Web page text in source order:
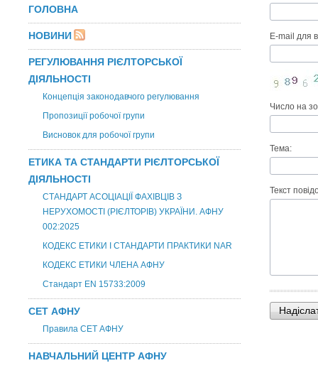
ГОЛОВНА
НОВИНИ
РЕГУЛЮВАННЯ РІЄЛТОРСЬКОЇ
ДІЯЛЬНОСТІ
Концепція законодавчого регулювання
Пропозиції робочої групи
Висновок для робочої групи
ЕТИКА ТА СТАНДАРТИ РІЄЛТОРСЬКОЇ
ДІЯЛЬНОСТІ
СТАНДАРТ АСОЦІАЦІЇ ФАХІВЦІВ З
НЕРУХОМОСТІ (РІЄЛТОРІВ) УКРАЇНИ. АФНУ
002:2025
КОДЕКС ЕТИКИ І СТАНДАРТИ ПРАКТИКИ NAR
КОДЕКС ЕТИКИ ЧЛЕНА АФНУ
Стандарт EN 15733:2009
СЕТ АФНУ
Правила СЕТ АФНУ
НАВЧАЛЬНИЙ ЦЕНТР АФНУ
E-mail для
Число на
Тема:
Текст